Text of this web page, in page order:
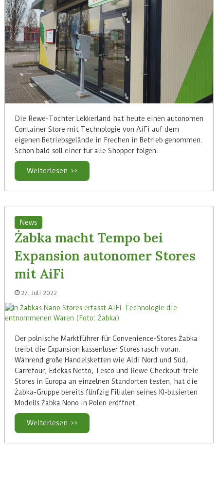
Die Rewe-Tochter Lekkerland hat heute einen autonomen
Container Store mit Technologie von AiFi auf dem
eigenen Betriebsgelände in Frechen in Betrieb genommen.
Schon bald soll einer für alle Shopper folgen.
Weiterlesen >>
News
Żabka macht Tempo bei
Expansion autonomer Stores
mit AiFi
27. Juli 2022
Der polnische Marktführer für Convenience-Stores Żabka
treibt die Expansion kassenloser Stores rasch voran.
Während große Handelsketten wie Aldi Nord und Süd,
Carrefour, Edekas Netto, Tesco und Rewe Checkout-freie
Stores in Europa an einzelnen Standorten testen, hat die
Żabka-Gruppe bereits fünfzig Filialen seines KI-basierten
Modells Żabka Nono in Polen eröffnet.
Weiterlesen >>